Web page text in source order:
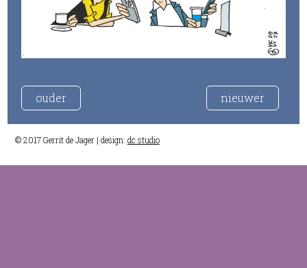
ouder nieuwer
© 2017 Gerrit de Jager | design: dc studio